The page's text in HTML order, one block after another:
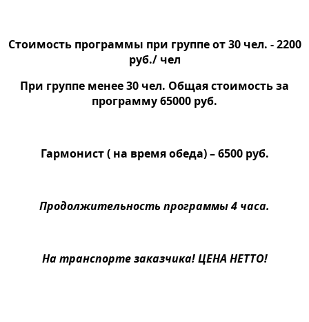
Стоимость программы при группе от 30 чел. - 2200
руб./ чел
При группе менее 30 чел. Общая стоимость за
программу 65000 руб.
Гармонист ( на время обеда) – 6500 руб.
Продолжительность программы 4 часа.
На транспорте заказчика! ЦЕНА НЕТТО!